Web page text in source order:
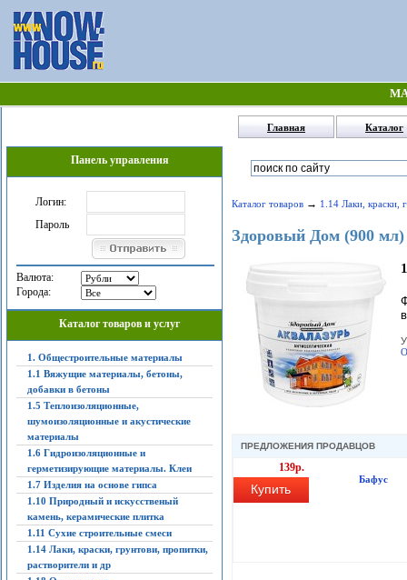
Главная Каталог
Панель управления
Логин:
Пароль
Валюта:
Города:
Каталог товаров и услуг
1. Общестроительные материалы
1.1 Вяжущие материалы, бетоны,
добавки в бетоны
1.5 Теплоизоляционные,
шумоизоляционные и акустические
материалы
1.6 Гидроизоляционные и
герметизирующие материалы. Клеи
1.7 Изделия на основе гипса
1.10 Природный и искусственый
камень, керамические плитка
1.11 Сухие строительные смеси
1.14 Лаки, краски, грунтови, пропитки,
растворители и др
Каталог товаров→ 1.14 Лаки, краски,
Здоровый Дом (900 мл)
ПРЕДЛОЖЕНИЯ ПРОДАВЦОВ
139р.
Купить
Бафус